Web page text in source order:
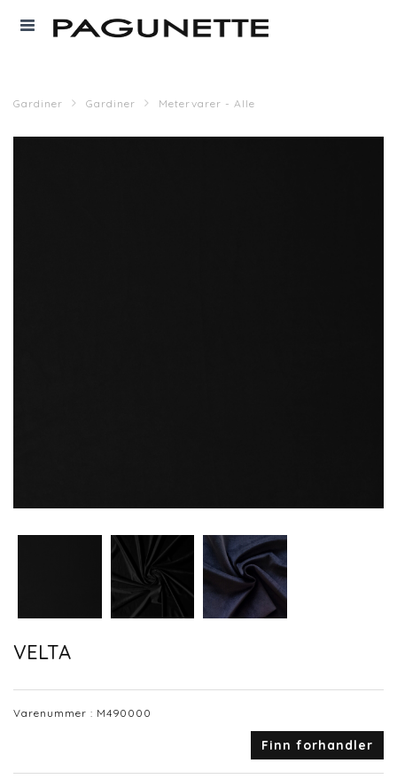
Gardiner Gardiner Metervarer - Alle
VELTA
Varenummer : M490000
Finn forhandler